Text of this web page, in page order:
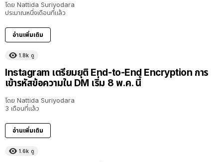
โดย Nattida Suriyodara
ประมาณหนึ่งเดือนที่แล้ว
อ่านเพิ่มเติม
1.8k ดู
Instagram เตรียมยุติ End-to-End Encryption การ
เข้ารหัสข้อความใน DM เริ่ม 8 พ.ค. นี้
โดย Nattida Suriyodara
3 เดือนที่แล้ว
อ่านเพิ่มเติม
1.6k ดู